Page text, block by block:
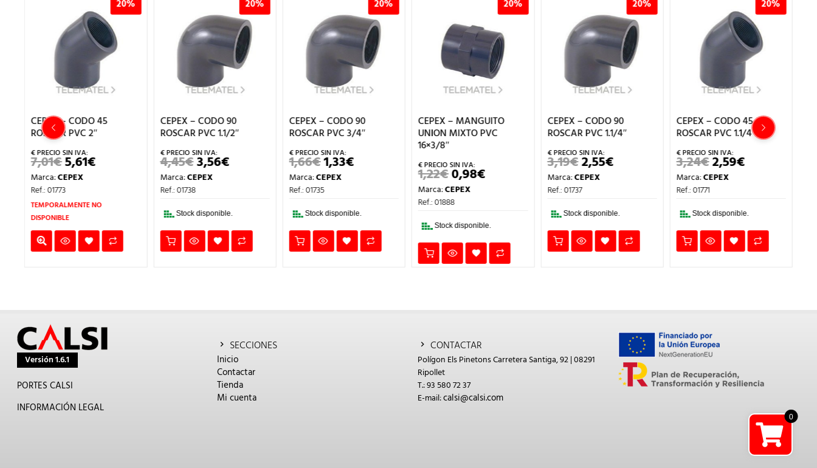
20%
CEPEX – CODO 45
ROSCAR PVC 2″
7,01€EL
PRECIO
ORIGINAL
ERA:
7,01€.
5,61€EL
PRECIO
5,61€.
Marca:CEPEX
Ref.: 01773
TEMPORALMENTE NO
DISPONIBLE
20%
CEPEX – CODO 90
ROSCAR PVC 1.1/2″
4,45€EL
PRECIO
ORIGINAL
3,56€EL
PRECIO
Marca:CEPEX
Ref.: 01738
Stock disponible.
20%
CEPEX – CODO 90
ROSCAR PVC 3/4″
1,66€EL
PRECIO
ORIGINAL
ERA:
1,33€EL
PRECIO
Marca:CEPEX
Ref.: 01735
Stock disponible.
20%
CEPEX – MANGUITO
UNION MIXTO PVC
16×3/8″
1,22€EL
PRECIO
ORIGINAL
ERA:
0,98€EL
PRECIO
Marca:CEPEX
Ref.: 01888
Stock disponible.
20%
CEPEX – CODO 90
ROSCAR PVC 1.1/4″
3,19€EL
PRECIO
ORIGINAL
ERA:
2,55€EL
PRECIO
Marca:CEPEX
Ref.: 01737
Stock disponible.
20%
CEPEX – CODO 45
ROSCAR PVC 1.1/4″
3,24€EL
PRECIO
ORIGINAL
2,59€EL
PRECIO
Marca:CEPEX
Ref.: 01771
Stock disponible.
Versión 1.6.1
PORTES CALSI
INFORMACIÓN LEGAL
SECCIONES
Inicio
Contactar
Tienda
Mi cuenta
CONTACTAR
Polígon Els Pinetons Carretera Santiga, 92 | 08291
Ripollet
T.: 93 580 72 37
E-mail:calsi@calsi.com
0